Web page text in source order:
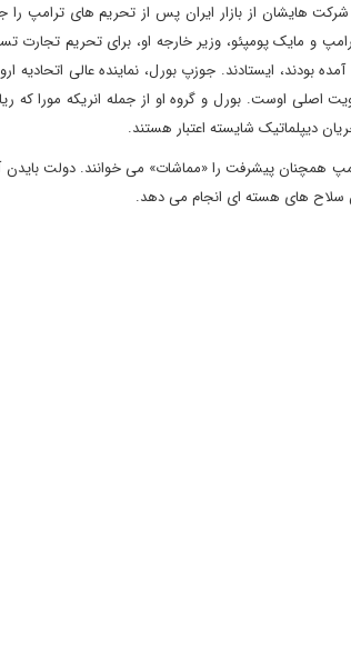
شرکت هایشان از بازار ایران پس از تحریم های ترامپ
و مایک پومپئو، وزیر خارجه او، برای تحریم تجارت
توافق هسته ای و قطعنامه 2231 شورای امنیت آمده بودند، ایستادند. جوزپ بورل،
دیپلماتیک شایسته اعتبار هستند.
پیشرفت را «مماشات» می خوانند. دولت بایدن
سلاح های هسته ای انجام می دهد.